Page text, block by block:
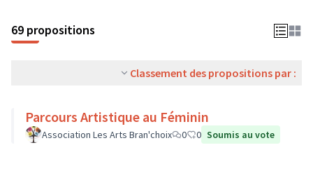
69 propositions
Classement des propositions par :
Parcours Artistique au Féminin
Association Les Arts Bran'choix 0 0 Soumis au vote